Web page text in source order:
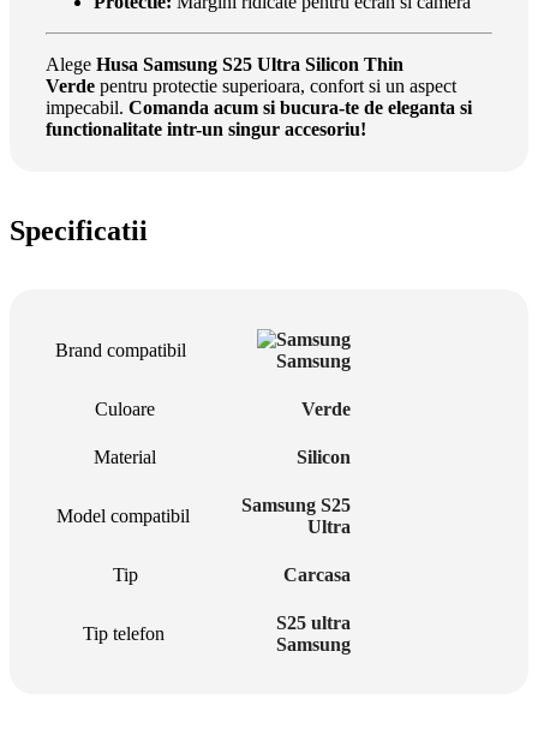
Alege Husa Samsung S25 Ultra Silicon Thin
Verde pentru protectie superioara, confort si un aspect
impecabil. Comanda acum si bucura-te de eleganta si
functionalitate intr-un singur accesoriu!
Specificatii
Brand compatibil
Samsung
Culoare Verde
Material Silicon
Model compatibil
Samsung S25
Ultra
Tip Carcasa
Tip telefon
S25 ultra
Samsung